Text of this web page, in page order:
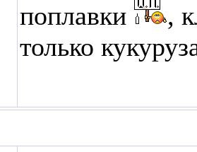
поплавки
,
только